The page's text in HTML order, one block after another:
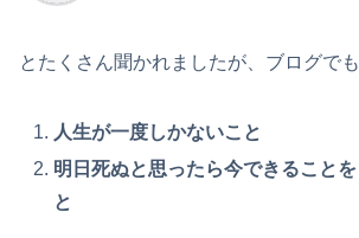
とたくさん聞かれましたが、ブログで
人生が一度しかないこと
明日死ぬと思ったら今できること
と